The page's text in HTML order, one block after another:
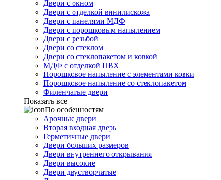
Двери с окном
Двери с отделкой винилискожа
Двери с панелями МДФ
Двери с порошковым напылением
Двери с резьбой
Двери со стеклом
Двери со стеклопакетом и ковкой
МДФ с отделкой ПВХ
Порошковое напыление с элементами ковки
Порошковое напыление со стеклопакетом
Филенчатые двери
Показать все
По особенностям
Арочные двери
Вторая входная дверь
Герметичные двери
Двери больших размеров
Двери внутреннего открывания
Двери высокие
Двери двустворчатые